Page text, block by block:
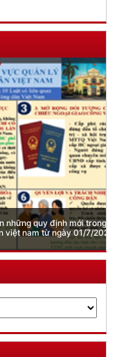
quy định mới trong lĩnh
nam từ ngày 01/7/2026